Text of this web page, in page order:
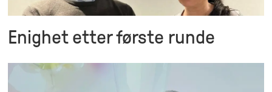
Enighet etter første runde